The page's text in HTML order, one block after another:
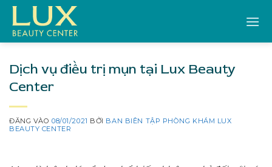
Bỏ
qua
nội
Dịch vụ điều trị mụn tại Lux Beauty
Center
ĐĂNG VÀO08/01/2021 BỞI BAN BIÊN TẬP PHÒNG KHÁM LUX
BEAUTY CENTER